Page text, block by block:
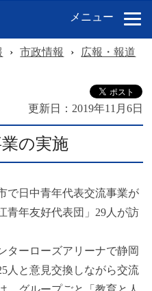
メニュー
› 市政情報 › 広報・報道
更新日： 2019年11月6日
の実施
で日中青年代表交流事業が
青年友好代表団」29人が訪
ターローズアリーナで静岡
人と意見交換しながら交流